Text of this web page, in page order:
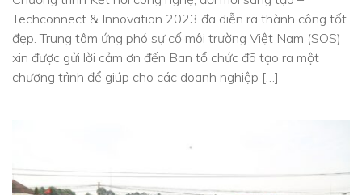
Techconnect & Innovation 2023 đã diễn ra thành công tốt
đẹp. Trung tâm ứng phó sự cố môi trường Việt Nam (SOS)
xin được gửi lời cảm ơn đến Ban tổ chức đã tạo ra một
chương trình để giúp cho các doanh nghiệp […]